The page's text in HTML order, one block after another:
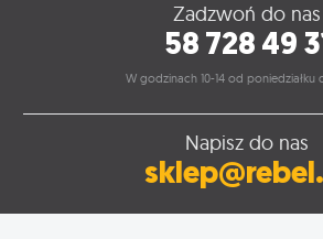
Zadzwoń do nas
58 728 49
W godzinach 10-14 od poniedziałku
Napisz do nas